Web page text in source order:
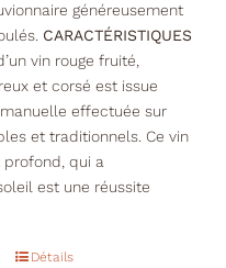
généreusement
CARACTÉRISTIQUES
vin rouge fruité,
et corsé est issue
manuelle effectuée sur
et traditionnels. Ce vin
profond, qui a
est une réussite
Détails